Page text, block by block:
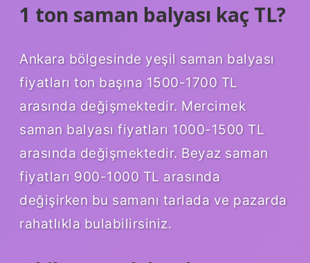
1 ton saman balyası kaç TL?
Ankara bölgesinde yeşil saman balyası
fiyatları ton başına 1500-1700 TL
arasında değişmektedir. Mercimek
saman balyası fiyatları 1000-1500 TL
arasında değişmektedir. Beyaz saman
fiyatları 900-1000 TL arasında
değişirken bu samanı tarlada ve pazarda
rahatlıkla bulabilirsiniz.